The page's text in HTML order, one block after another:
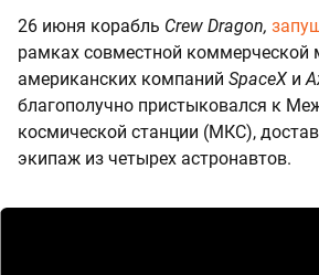
26 июня корабль Crew Dragon,
рамках совместной коммерческой
американских компаний SpaceX и
благополучно пристыковался к
космической станции (МКС),
экипаж из четырех астронавтов.